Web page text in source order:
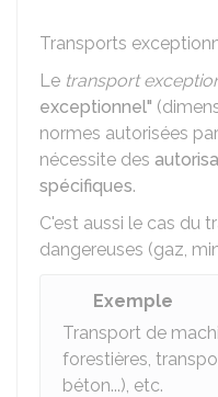
Transports
Le transport
exceptionnel"
normes autorisées
nécessite des
spécifiques.
C'est aussi le cas du
dangereuses (gaz,
Exemple
Transport de
forestières,
béton...), etc.